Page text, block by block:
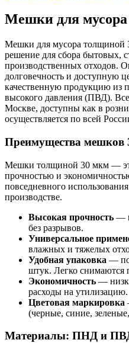
Мешки для
Мешки для мусора толщиной
решение для сбора бытовых,
производственных отходов.
долговечность и доступную
качественную продукцию из
высокого давления (ПВД).
Москве, доступны как в
осуществляется по всей
Преимущества мешков
Мешки толщиной 30 мкм —
прочностью и
повседневного
производстве.
Высокая прочность —
без разрывов.
Универсальное
влажных и тяжелых
Удобная упаковка —
штук. Легко снимаются
Экономичность —
расходы на утилизацию.
Цветовая маркировка
(черные, синие,
Материалы: ПНД и